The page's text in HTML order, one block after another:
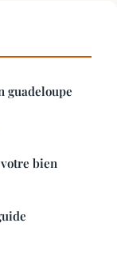
guadeloupe
bien